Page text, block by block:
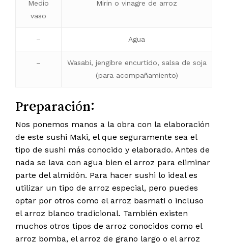
Medio
vaso
Mirin o vinagre de arroz
– Agua
–
Wasabi, jengibre encurtido, salsa de soja
(para acompañamiento)
Preparación:
Nos ponemos manos a la obra con la elaboración
de este sushi Maki, el que seguramente sea el
tipo de sushi más conocido y elaborado. Antes de
nada se lava con agua bien el arroz para eliminar
parte del almidón. Para hacer sushi lo ideal es
utilizar un tipo de arroz especial, pero puedes
optar por otros como el arroz basmati o incluso
el arroz blanco tradicional. También existen
muchos otros tipos de arroz conocidos como el
arroz bomba, el arroz de grano largo o el arroz